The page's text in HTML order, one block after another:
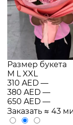
Размер букета
M LXXL
310 AED —
380 AED —
650 AED —
Заказать ≈ 43